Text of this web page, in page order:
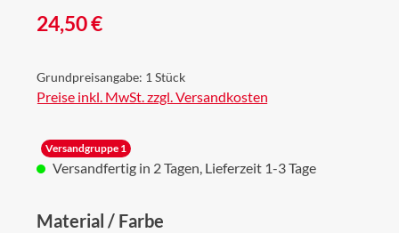
Regulärer Preis:
24,50 €
Grundpreisangabe: 1 Stück
Preise inkl. MwSt. zzgl. Versandkosten
Versandgruppe 1
Versandfertig in 2 Tagen, Lieferzeit 1-3 Tage
Material / Farbe